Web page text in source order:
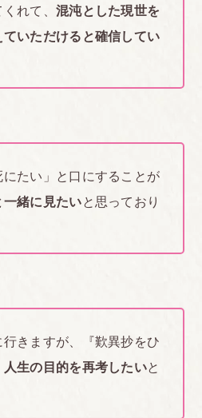
れて、 混沌とした現世を
いただけると確信してい
たい」と口にすることが
一緒に見たいと思っており
きますが、『歎異抄をひ
人生の目的を再考したいと